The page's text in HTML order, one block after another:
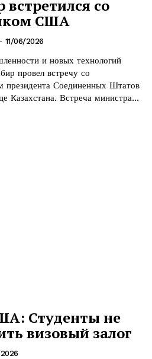
со
США
- 11/06/2026
и новых технологий
провел встречу со
президента Соединенных Штатов
Америки в Астане, столице Казахстана. Встреча министра...
Студенты не
визовый залог